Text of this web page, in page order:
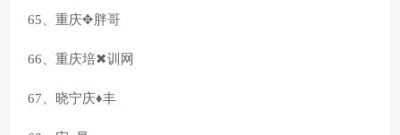
65、重庆✥胖哥
66、重庆培✖训网
67、晓宁庆♦丰